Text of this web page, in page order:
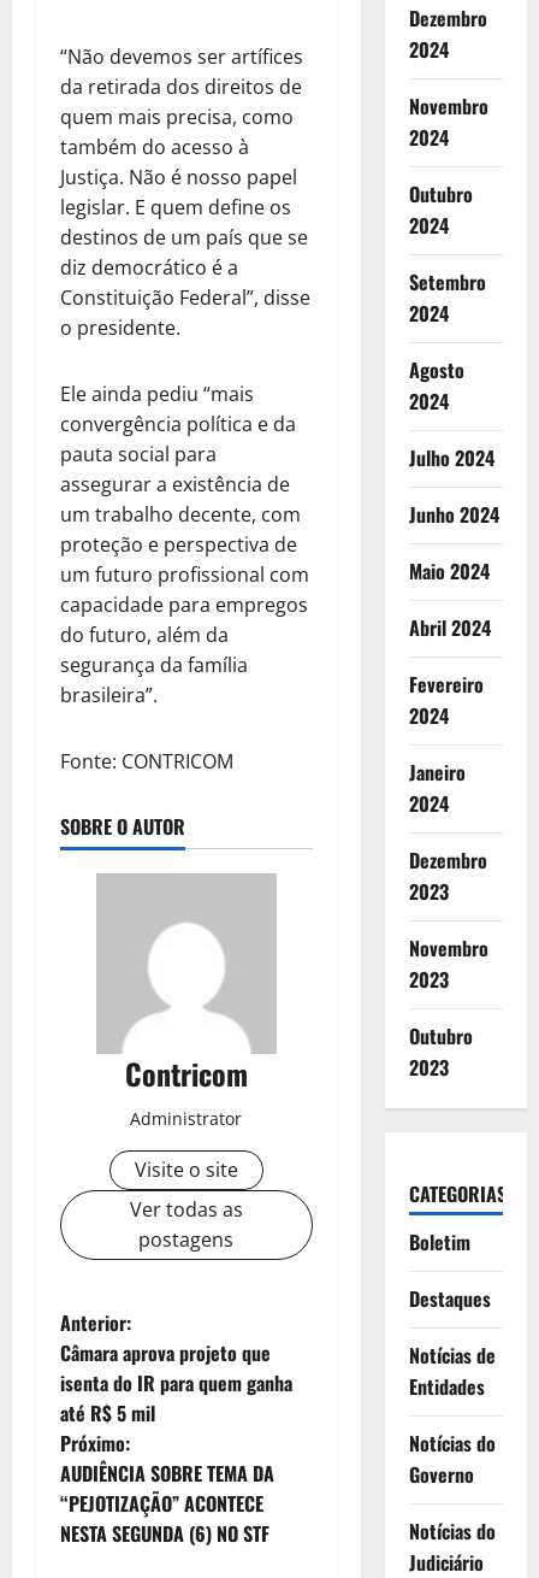
“Não devemos ser artífices
da retirada dos direitos de
quem mais precisa, como
também do acesso à
Justiça. Não é nosso papel
legislar. E quem define os
destinos de um país que se
diz democrático é a
Constituição Federal”, disse
o presidente.
Ele ainda pediu “mais
convergência política e da
pauta social para
assegurar a existência de
um trabalho decente, com
proteção e perspectiva de
um futuro profissional com
capacidade para empregos
do futuro, além da
segurança da família
brasileira”.
Fonte: CONTRICOM
SOBRE O AUTOR
Contricom
Administrator
Visite o site
Ver todas as
postagens
N
a
v
e
g
Anterior:
Câmara aprova projeto que
isenta do IR para quem ganha
até R$ 5 mil
Próximo:
AUDIÊNCIA SOBRE TEMA DA
“PEJOTIZAÇÃO” ACONTECE
NESTA SEGUNDA (6) NO STF
Dezembro
2024
Novembro
2024
Outubro
2024
Setembro
2024
Agosto
2024
Julho 2024
Junho 2024
Maio 2024
Abril 2024
Fevereiro
2024
Janeiro
2024
Dezembro
2023
Novembro
2023
Outubro
2023
CATEGORIAS
Boletim
Destaques
Notícias de
Entidades
Notícias do
Governo
Notícias do
Judiciário